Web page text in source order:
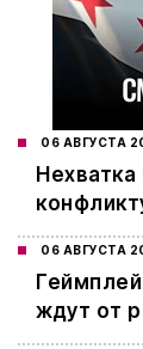
06 АВГУСТА
06 АВГУСТА
ждут от